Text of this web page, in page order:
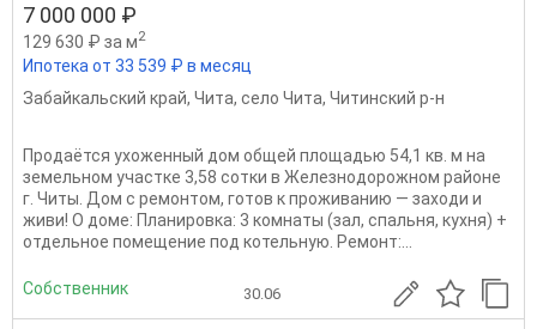
7 000 000 ₽
129 630 ₽ за м2
Ипотека от 33 539 ₽ в месяц
Забайкальский край, Чита, село Чита, Читинский р-н
Продаётся ухоженный дом общей площадью 54,1 кв. м на
земельном участке 3,58 сотки в Железнодорожном районе
г. Читы. Дом с ремонтом, готов к проживанию — заходи и
живи! О доме: Планировка: 3 комнаты (зал, спальня, кухня) +
отдельное помещение под котельную. Ремонт:...
Собственник 30.06